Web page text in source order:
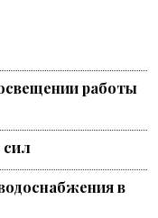
работы
сил
в